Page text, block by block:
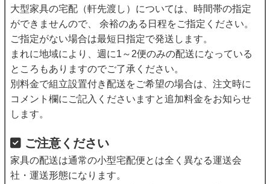
大型家具の宅配（軒先渡し）については、時間帯の指定
ができませんので、 余裕のある日程をご指定ください。
ご指定がない場合は最短日指定で発送します。
まれに地域により、週に1～2便のみの配送になっている
ところもありますのでご了承ください。
別料金で組立設置付き配送をご希望の場合は、注文時に
コメント欄にご記入くださいますと追加料金をお知らせ
します。
ご注意ください
家具の配送は通常の小型宅配便とは全く異なる運送会
社・運送形態になります。